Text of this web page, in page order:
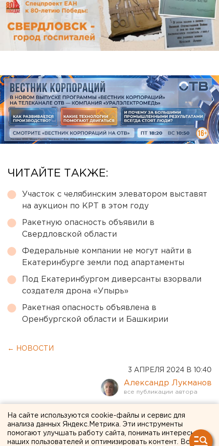
ЧИТАЙТЕ ТАКЖЕ:
Участок с челябинским элеватором выставят
на аукцион по КРТ в этом году
Ракетную опасность объявили в
Свердловской области
Федеральные компании не могут найти в
Екатеринбурге земли под апартаменты
Под Екатеринбургом диверсанты взорвали
создателя дрона «Упырь»
Ракетная опасность объявлена в
Оренбургской области и Башкирии
← НОВОСТИ
3 АПРЕЛЯ 2024 В 10:40
Александр Лукманов
Автомахинаторов будут
судить в Екатеринбурге
На сайте используются cookie-файлы и сервис для
анализа данных Яндекс.Метрика. Эти инструменты
помогают улучшать работу сайта, понимать интересы
наших пользователей и оптимизировать контент. Вся